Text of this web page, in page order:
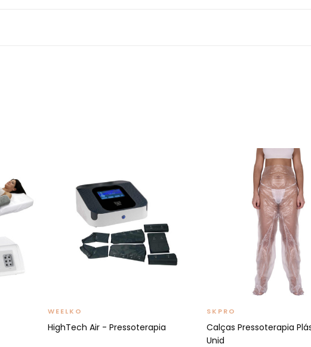
WEELKO
HighTech Air - Pressoterapia
SKPRO
Calças Pressoterapia
Unid